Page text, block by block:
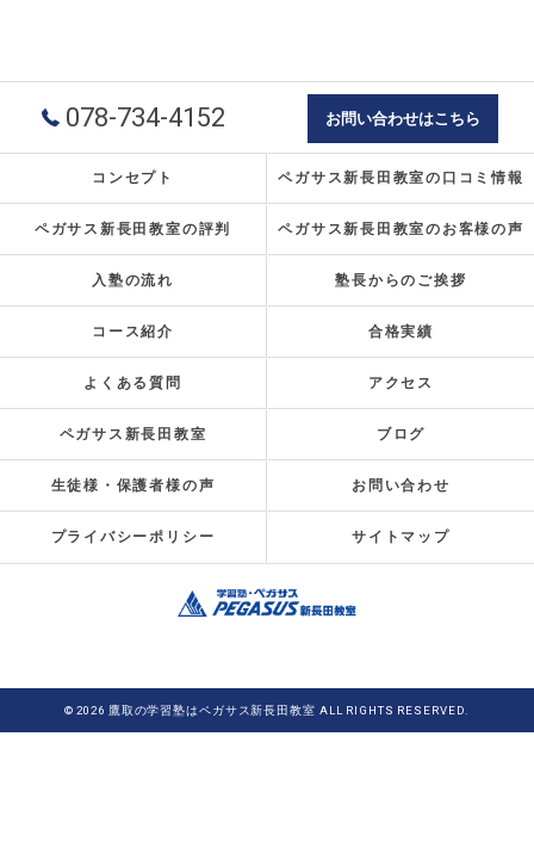
078-734-4152 お問い合わせはこちら
コンセプト ペガサス新長田教室の口コミ情報
ペガサス新長田教室の評判 ペガサス新長田教室のお客様の声
入塾の流れ 塾長からのご挨拶
コース紹介 合格実績
よくある質問 アクセス
ペガサス新長田教室 ブログ
生徒様・保護者様の声 お問い合わせ
プライバシーポリシー サイトマップ
© 2026 鷹取の学習塾はペガサス新長田教室 ALL RIGHTS RESERVED.